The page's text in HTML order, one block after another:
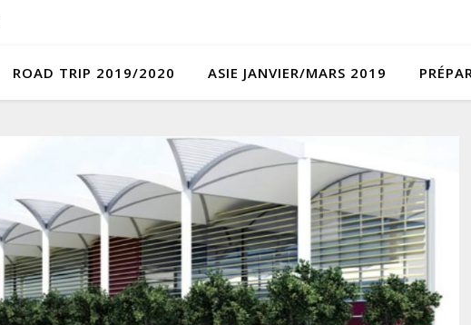
ROAD TRIP 2019/2020 ASIE JANVIER/MARS 2019